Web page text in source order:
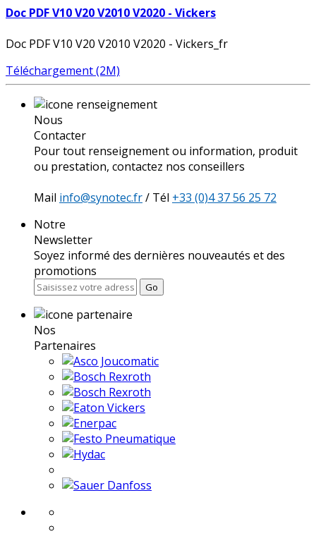
Doc PDF V10 V20 V2010 V2020 - Vickers
Doc PDF V10 V20 V2010 V2020 - Vickers_fr
Téléchargement (2M)
Nous
Contacter
Pour tout renseignement ou information, produit
ou prestation, contactez nos conseillers
Mail info@synotec.fr/ Tél +33 (0)4 37 56 25 72
Notre
Newsletter
Soyez informé des dernières nouveautés et des
promotions
Go
Nos
Partenaires